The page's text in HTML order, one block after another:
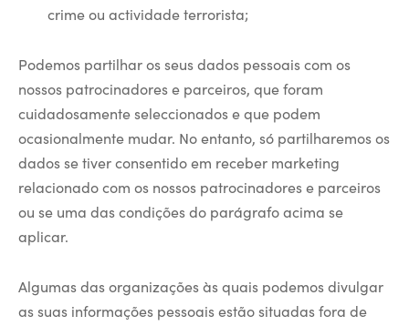
crime ou actividade terrorista;
Podemos partilhar os seus dados pessoais com os
nossos patrocinadores e parceiros, que foram
cuidadosamente seleccionados e que podem
ocasionalmente mudar. No entanto, só partilharemos os
dados se tiver consentido em receber marketing
relacionado com os nossos patrocinadores e parceiros
ou se uma das condições do parágrafo acima se
aplicar.
Algumas das organizações às quais podemos divulgar
as suas informações pessoais estão situadas fora de